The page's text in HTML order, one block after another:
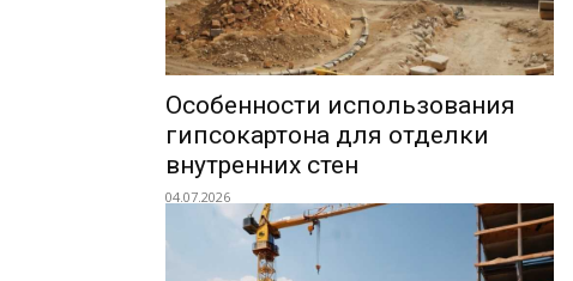
Особенности использования
гипсокартона для отделки
внутренних стен
04.07.2026